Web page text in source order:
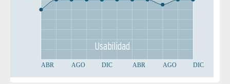
ABR AGO DIC ABR AGO DIC
Usabilidad